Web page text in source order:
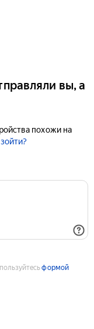
вы, а
похожи на
формой